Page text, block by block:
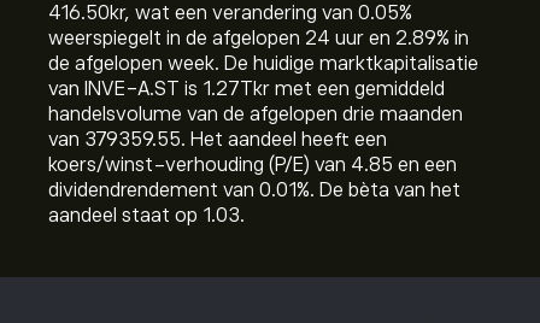
416.50‎kr‎, wat een verandering van ‎0.05‎%
weerspiegelt in de afgelopen 24 uur en ‎2.89‎% in
de afgelopen week. De huidige marktkapitalisatie
van INVE-A.ST is 1.27T‎kr‎ met een gemiddeld
handelsvolume van de afgelopen drie maanden
van 379359.55. Het aandeel heeft een
koers/winst-verhouding (P/E) van 4.85 en een
dividendrendement van 0.01%. De bèta van het
aandeel staat op 1.03.